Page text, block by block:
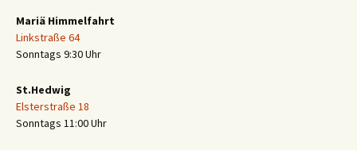
Mariä Himmelfahrt
Linkstraße 64
Sonntags 9:30 Uhr
St.Hedwig
Elsterstraße 18
Sonntags 11:00 Uhr